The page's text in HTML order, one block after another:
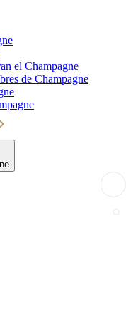
el Champagne
de Champagne